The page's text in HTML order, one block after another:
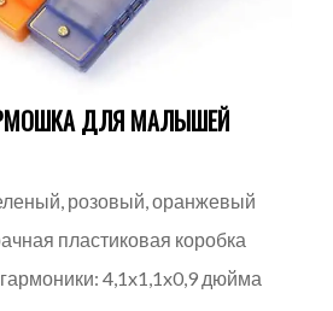
ДЛЯ МАЛЫШЕЙ
розовый, оранжевый
пластиковая коробка
4,1x1,1x0,9 дюйма